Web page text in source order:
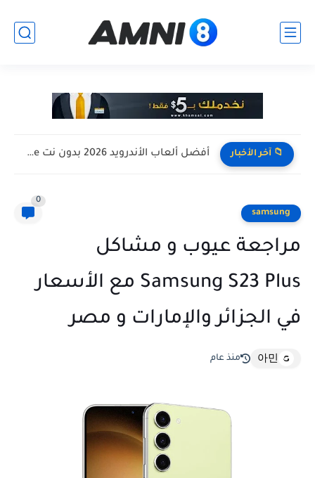
📁 آخر الأخبار افضل تجميعة كمبيوتر للالعاب بأرخص سعر ممكن ! تجميعة Pc...
samsung
0
مراجعة عيوب و مشاكل
Samsung S23 Plus مع الأسعار
في الجزائر والإمارات و مصر
아민 منذ عام